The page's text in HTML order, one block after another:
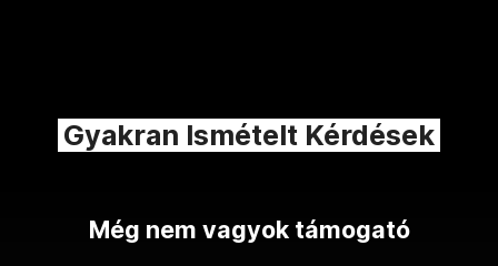
Gyakran Ismételt Kérdések
Még nem vagyok támogató